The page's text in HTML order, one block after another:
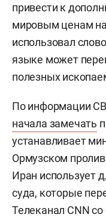
привести к
мировым ценам
использовал
языке может
полезных
По информации
начала замечать
устанавливает
Ормузском
Иран использует
суда, которые
Телеканал CNN